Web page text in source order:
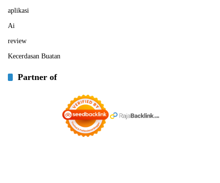
aplikasi
Ai
review
Kecerdasan Buatan
Partner of